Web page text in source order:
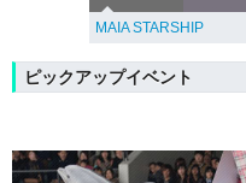
MAIA STARSHIP
ピックアップイベント